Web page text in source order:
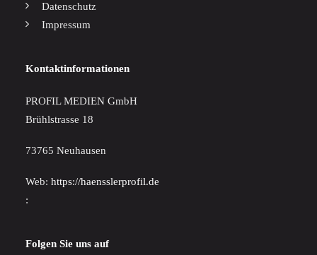
Datenschutz
Impressum
Kontaktinformationen
PROFIL MEDIEN GmbH
Brühlstrasse 18
73765 Neuhausen
Web: https://haensslerprofil.de
:
Folgen Sie uns auf